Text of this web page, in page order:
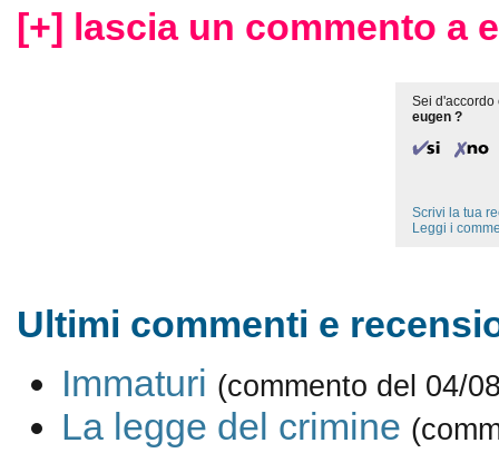
[+] lascia un commento a
Sei d'accordo
eugen ?
Scrivi la tua
Leggi i
Ultimi commenti e
Immaturi (commento del 04/
La legge del crimine